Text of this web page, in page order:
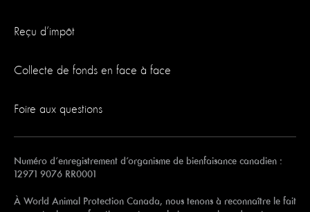
Reçu d’impôt
Collecte de fonds en face à face
Foire aux questions
Numéro d’enregistrement d’organisme de bienfaisance canadien :
12971 9076 RR0001
À World Animal Protection Canada, nous tenons à reconnaître le fait